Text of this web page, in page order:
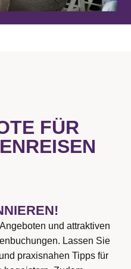
FÜR
und attraktiven
Lassen Sie
praxisnahen Tipps für